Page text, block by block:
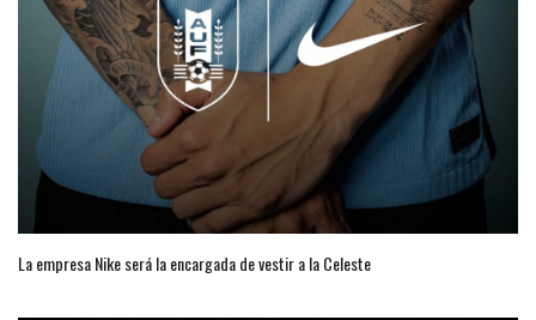
La empresa Nike será la encargada de vestir a la Celeste